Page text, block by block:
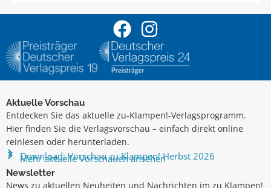
Aktuelle Vorschau
Entdecken Sie das aktuelle zu-Klampen!-Verlagsprogramm.
Hier finden Sie die Verlagsvorschau – einfach direkt online
reinlesen oder herunterladen.
Download: Vorschau zu Klampen! Herbst 2026
Mehr aktuelle Vorschauen ansehen
Newsletter
News zu aktuellen Neuheiten und Nachrichten im zu Klampen!